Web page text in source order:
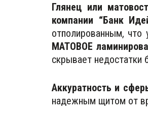
Глянец или
компании “Банк
отполированным, что
МАТОВОЕ
скрывает недостатки
Аккуратность и
надежным щитом от